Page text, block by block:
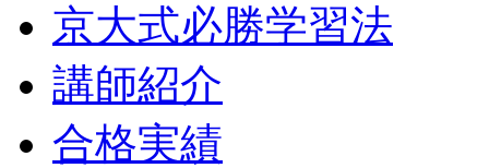
京大式必勝学習法
講師紹介
合格実績